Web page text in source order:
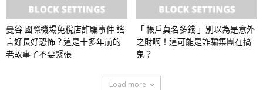
曼谷 國際機場免稅店詐騙事件 謠
言好長好恐怖？這是十多年前的
老故事了不要緊張
「 帳戶莫名多錢 」別以為是意外
之財啊！這可能是詐騙集團在搞
鬼？
Load more